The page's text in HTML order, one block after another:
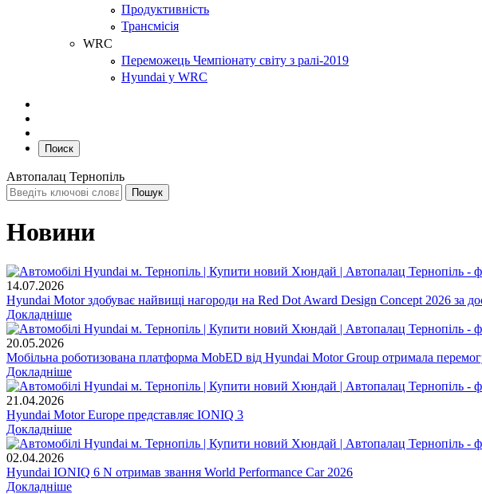
Продуктивність
Трансмісія
WRC
Переможець Чемпіонату світу з ралі-2019
Hyundai у WRC
Поиск
Автопалац Тернопіль
Новини
14.07.2026
Hyundai Motor здобуває найвищі нагороди на Red Dot Award Design Concept 2026 за
Докладніше
20.05.2026
Мобільна роботизована платформа MobED від Hyundai Motor Group отримала
Докладніше
21.04.2026
Hyundai Motor Europe представляє IONIQ 3
Докладніше
02.04.2026
Hyundai IONIQ 6 N отримав звання World Performance Car 2026
Докладніше